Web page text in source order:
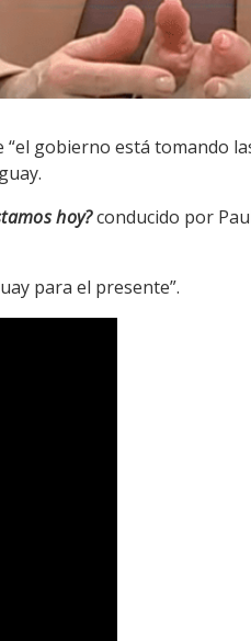
gobierno está tomando
hoy?conducido por
para el presente”.